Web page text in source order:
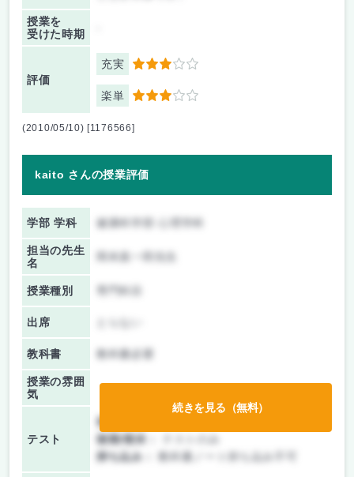
授業を
受けた時期
評価
充実 3
楽単 3
(2010/05/10) [1176566]
kaito さんの授業評価
学部 学科 健康科学部 心理学科
担当の先生
名
授業種別
出席
教科書 教科書必要
授業の雰囲
気
テスト
前期/中間：
後期/期末：
持ち込み：
教科書ノート持ち込み不可
続きを見る（無料）